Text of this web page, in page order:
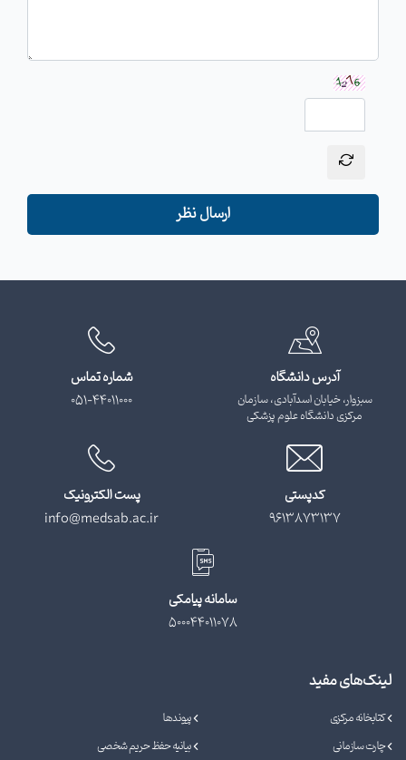
ارسال نظر
آدرس دانشگاه
سبزوار، خیابان اسدآبادی، سازمان
مرکزی دانشگاه علوم پزشکی
شماره تماس
051-44011000
کدپستی
9613873137
پست الکترونیک
info@medsab.ac.ir
سامانه پیامکی
500044011078
لینک‌های مفید
کتابخانه مرکزی
پیوندها
چارت سازمانی
بیانیه حفظ حریم شخصی